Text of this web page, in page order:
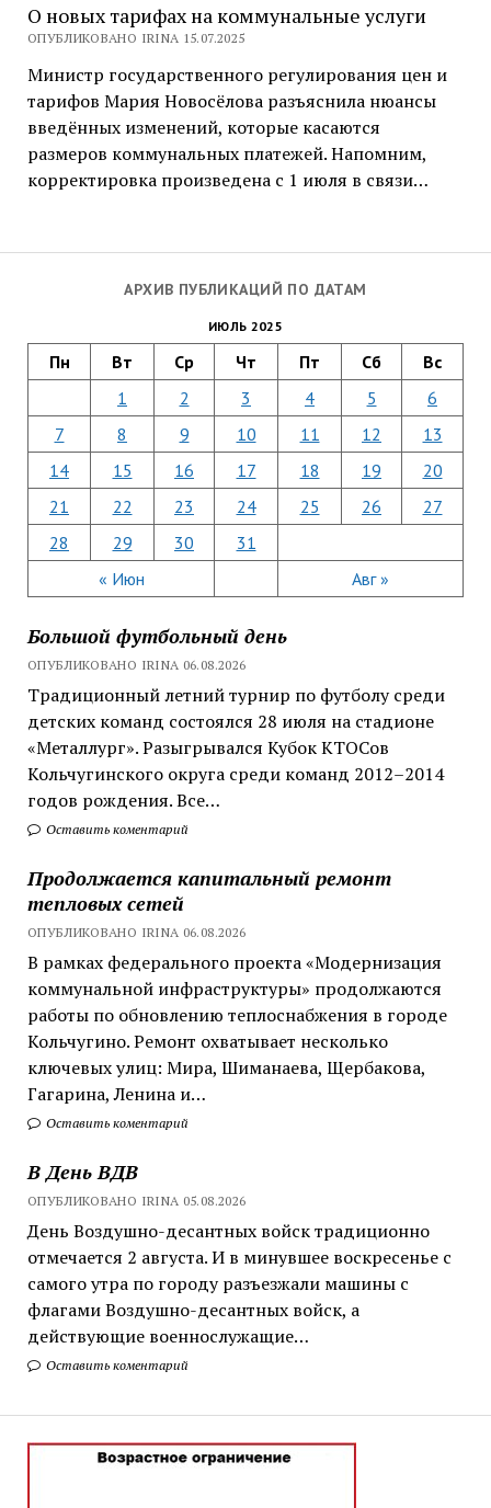
АРХИВ ПУБЛИКАЦИЙ ПО ДАТАМ
ИЮЛЬ 2025
Пн Вт Ср Чт Пт Сб Вс
« Июн Авг »
1 2 3 4 5
6
7
8 9 10 11 12
13
14
15 16 17 18 19
20
21
22 23 24 25 26
27
28
29 30 31
Большой футбольный день
ОПУБЛИКОВАНО IRINA 06.08.2026
Традиционный летний турнир по футболу среди
детских команд состоялся 28 июля на стадионе
«Металлург». Разыгрывался Кубок КТОСов
Кольчугинского округа среди команд 2012–2014
годов рождения. Все…
Оставить коментарий
Продолжается капитальный ремонт
тепловых сетей
ОПУБЛИКОВАНО IRINA 06.08.2026
В рамках федерального проекта «Модернизация
коммунальной инфраструктуры» продолжаются
работы по обновлению теплоснабжения в городе
Кольчугино. Ремонт охватывает несколько
ключевых улиц: Мира, Шиманаева, Щербакова,
Гагарина, Ленина и…
Оставить коментарий
В День ВДВ
ОПУБЛИКОВАНО IRINA 05.08.2026
День Воздушно-десантных войск традиционно
отмечается 2 августа. И в минувшее воскресенье с
самого утра по городу разъезжали машины с
флагами Воздушно-десантных войск, а
действующие военнослужащие…
Оставить коментарий
О новых тарифах на коммунальные услуги
ОПУБЛИКОВАНО IRINA 15.07.2025
Министр государственного регулирования цен и
тарифов Мария Новосёлова разъяснила нюансы
введённых изменений, которые касаются
размеров коммунальных платежей. Напомним,
корректировка произведена с 1 июля в связи…